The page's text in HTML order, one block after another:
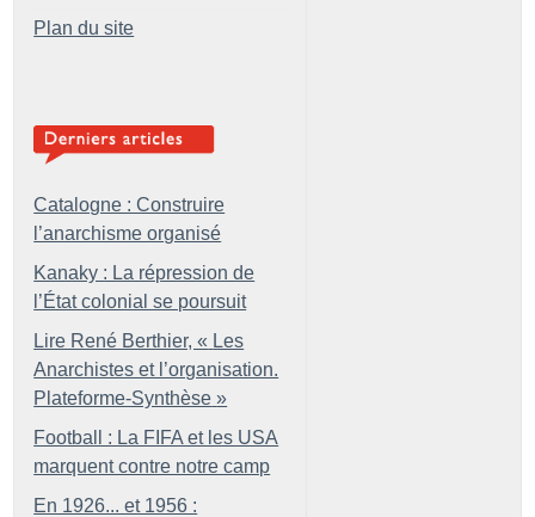
Plan du site
Catalogne : Construire
l’anarchisme organisé
Kanaky : La répression de
l’État colonial se poursuit
Lire René Berthier, « Les
Anarchistes et l’organisation.
Plateforme-Synthèse »
Football : La FIFA et les USA
marquent contre notre camp
En 1926... et 1956 :